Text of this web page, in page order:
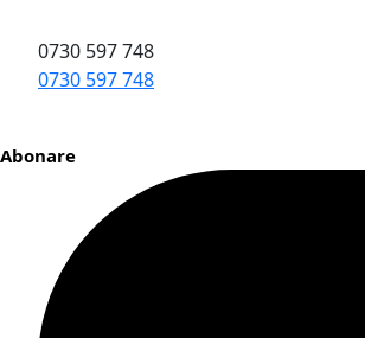
0730 597 748
0730 597 748
Abonare